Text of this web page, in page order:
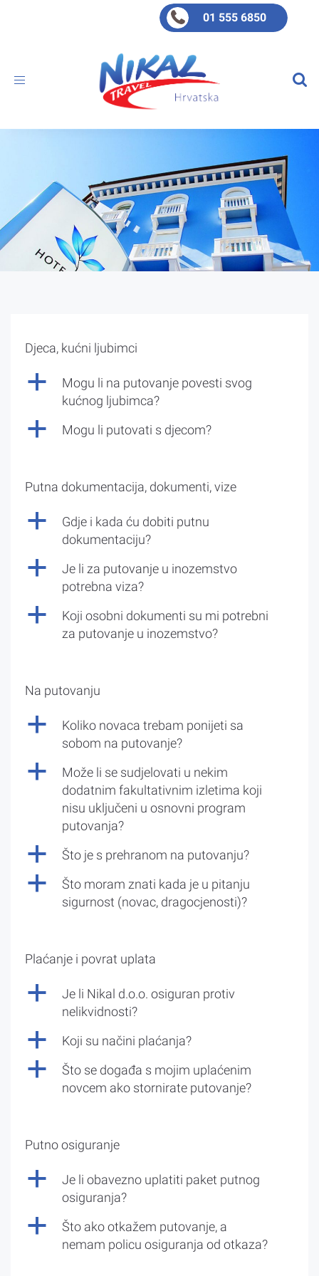
01 555 6850
Toggle
Djeca, kućni ljubimci
a
Mogu li na putovanje povesti svog
kućnog ljubimca?
a Mogu li putovati s djecom?
Putna dokumentacija, dokumenti, vize
a
Gdje i kada ću dobiti putnu
dokumentaciju?
a
Je li za putovanje u inozemstvo
potrebna viza?
a
Koji osobni dokumenti su mi potrebni
za putovanje u inozemstvo?
Na putovanju
a
Koliko novaca trebam ponijeti sa
sobom na putovanje?
a
Može li se sudjelovati u nekim
dodatnim fakultativnim izletima koji
nisu uključeni u osnovni program
putovanja?
a Što je s prehranom na putovanju?
a
Što moram znati kada je u pitanju
sigurnost (novac, dragocjenosti)?
Plaćanje i povrat uplata
a
Je li Nikal d.o.o. osiguran protiv
nelikvidnosti?
a Koji su načini plaćanja?
a
Što se događa s mojim uplaćenim
novcem ako stornirate putovanje?
Putno osiguranje
a
Je li obavezno uplatiti paket putnog
osiguranja?
a
Što ako otkažem putovanje, a
nemam policu osiguranja od otkaza?